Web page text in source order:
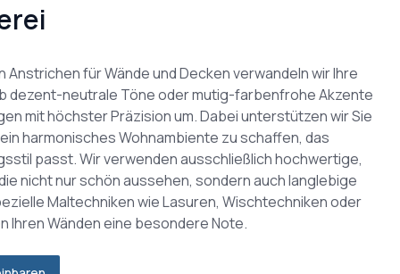
für Wände und Decken verwandeln wir Ihre
dezent-neutrale Töne oder mutig-farbenfrohe Akzente
mit höchster Präzision um. Dabei unterstützen wir Sie
harmonisches Wohnambiente zu schaffen, das
passt. Wir verwenden ausschließlich hochwertige,
nicht nur schön aussehen, sondern auch langlebige
Maltechniken wie Lasuren, Wischtechniken oder
Ihren Wänden eine besondere Note.